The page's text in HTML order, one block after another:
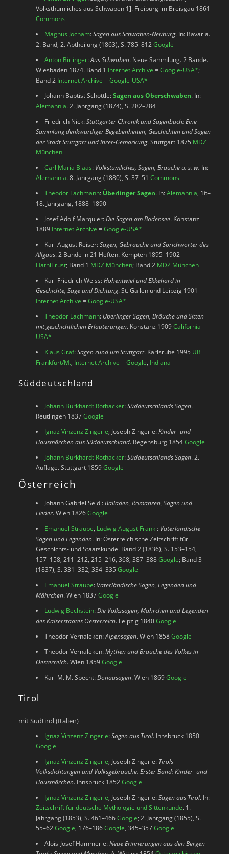
Volksthümliches aus Schwaben 1]. Freiburg im Breisgau 1861
Commons
Magnus Jocham:Sagen aus Schwaben-Neuburg. In: Bavaria.
2. Band, 2. Abtheilung (1863), S. 785–812Google
Anton Birlinger:Aus Schwaben. Neue Sammlung. 2 Bände.
Wiesbaden 1874. Band 1 Internet Archive =Google-USA*;
Band 2 Internet Archive =Google-USA*
Johann Baptist Schöttle:Sagen aus Oberschwaben. In:
Alemannia. 2. Jahrgang (1874), S. 282–284
Friedrich Nick:Stuttgarter Chronik und Sagenbuch: Eine
Sammlung denkwürdiger Begebenheiten, Geschichten und Sagen
der Stadt Stuttgart und ihrer-Gemarkung. Stuttgart 1875 MDZ
München
Carl Maria Blaas: Volkstümliches, Sagen, Bräuche u. s. w. In:
Alemannia. 8. Jahrgang (1880), S. 37–51Commons
Theodor Lachmann: Überlinger Sagen. In:Alemannia, 16–
18. Jahrgang, 1888–1890
Josef Adolf Marquier:Die Sagen am Bodensee. Konstanz
1889 Internet Archive =Google-USA*
Karl August Reiser:Sagen, Gebräuche und Sprichwörter des
Allgäus. 2 Bände in 21 Heften. Kempten 1895–1902
HathiTrust; Band 1 MDZ München; Band 2 MDZ München
Karl Friedrich Weiss:Hohentwiel und Ekkehard in
Geschichte, Sage und Dichtung. St. Gallen und Leipzig 1901
Internet Archive =Google-USA*
Theodor Lachmann: Überlinger Sagen, Bräuche und Sitten
mit geschichtlichen Erläuterungen. Konstanz 1909California-
USA*
Klaus Graf:Sagen rund um Stuttgart. Karlsruhe 1995 UB
Frankfurt/M., Internet Archive =Google, Indiana
Süddeutschland
Johann Burkhardt Rothacker:Süddeutschlands Sagen.
Reutlingen 1837Google
Ignaz Vinzenz Zingerle, Joseph Zingerle:Kinder- und
Hausmärchen aus Süddeutschland. Regensburg 1854Google
Johann Burkhardt Rothacker:Süddeutschlands Sagen. 2.
Auflage. Stuttgart 1859Google
Österreich
Johann Gabriel Seidl:Balladen, Romanzen, Sagen und
Lieder. Wien 1826Google
Emanuel Straube, Ludwig August Frankl: Vaterländische
Sagen und Legenden. In: Österreichische Zeitschrift für
Geschichts- und Staatskunde. Band 2 (1836), S. 153–154,
157–158, 211–212, 215–216, 368, 387–388Google; Band 3
(1837), S. 331–332, 334–335Google
Emanuel Straube: Vaterländische Sagen, Legenden und
Mährchen. Wien 1837Google
Ludwig Bechstein:Die Volkssagen, Mährchen und Legenden
des Kaiserstaates Oesterreich. Leipzig 1840Google
Theodor Vernaleken:Alpensagen. Wien 1858Google
Theodor Vernaleken:Mythen und Bräuche des Volkes in
Oesterreich. Wien 1859Google
Karl M. M. Specht:Donausagen. Wien 1869Google
Tirol
mit Südtirol (Italien)
Ignaz Vinzenz Zingerle:Sagen aus Tirol. Innsbruck 1850
Google
Ignaz Vinzenz Zingerle, Joseph Zingerle: Tirols
Volksdichtungen und Volksgebräuche. Erster Band: Kinder- und
Hausmärchen. Innsbruck 1852Google
Ignaz Vinzenz Zingerle, Joseph Zingerle:Sagen aus Tirol. In:
Zeitschrift für deutsche Mythologie und Sittenkunde. 1.
Jahrgang (1853), S. 461–466Google; 2. Jahrgang (1855), S.
55–62Google, 176–186Google, 345–357Google
Alois-Josef Hammerle:Neue Erinnerungen aus den Bergen